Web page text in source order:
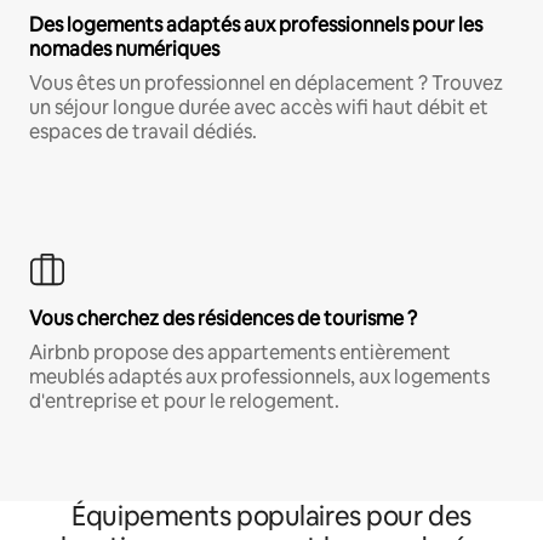
Des logements adaptés aux professionnels pour les
nomades numériques
Vous êtes un professionnel en déplacement ? Trouvez
un séjour longue durée avec accès wifi haut débit et
espaces de travail dédiés.
Vous cherchez des résidences de tourisme ?
Airbnb propose des appartements entièrement
meublés adaptés aux professionnels, aux logements
d'entreprise et pour le relogement.
Équipements populaires pour des